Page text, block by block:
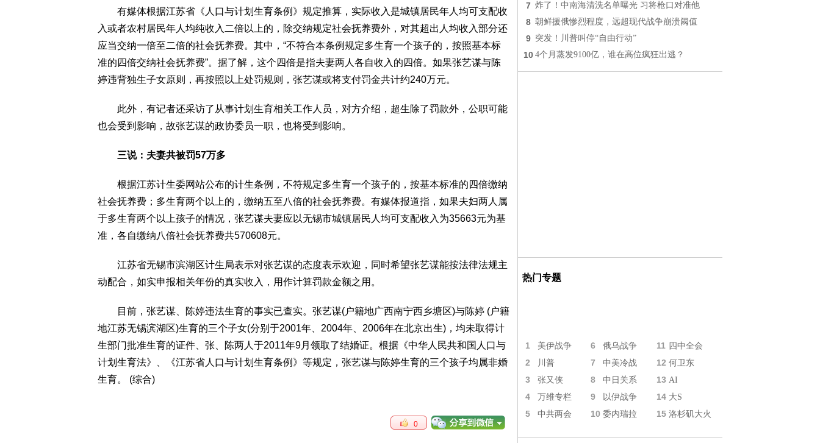
有媒体根据江苏省《人口与计划生育条例》规定推算，实际收入是城镇居民年人均可支配收
入或者农村居民年人均纯收入二倍以上的，除交纳规定社会抚养费外，对其超出人均收入部分还
应当交纳一倍至二倍的社会抚养费。其中，“不符合本条例规定多生育一个孩子的，按照基本标
准的四倍交纳社会抚养费”。据了解，这个四倍是指夫妻两人各自收入的四倍。如果张艺谋与陈
婷违背独生子女原则，再按照以上处罚规则，张艺谋或将支付罚金共计约240万元。
此外，有记者还采访了从事计划生育相关工作人员，对方介绍，超生除了罚款外，公职可能
也会受到影响，故张艺谋的政协委员一职，也将受到影响。
三说：夫妻共被罚57万多
根据江苏计生委网站公布的计生条例，不符规定多生育一个孩子的，按基本标准的四倍缴纳
社会抚养费；多生育两个以上的，缴纳五至八倍的社会抚养费。有媒体报道指，如果夫妇两人属
于多生育两个以上孩子的情况，张艺谋夫妻应以无锡市城镇居民人均可支配收入为35663元为基
准，各自缴纳八倍社会抚养费共570608元。
江苏省无锡市滨湖区计生局表示对张艺谋的态度表示欢迎，同时希望张艺谋能按法律法规主
动配合，如实申报相关年份的真实收入，用作计算罚款金额之用。
目前，张艺谋、陈婷违法生育的事实已查实。张艺谋(户籍地广西南宁西乡塘区)与陈婷 (户籍
地江苏无锡滨湖区)生育的三个子女(分别于2001年、2004年、2006年在北京出生)，均未取得计
生部门批准生育的证件、张、陈两人于2011年9月领取了结婚证。根据《中华人民共和国人口与
计划生育法》、《江苏省人口与计划生育条例》等规定，张艺谋与陈婷生育的三个孩子均属非婚
生育。 (综合)
0
7 炸了！中南海清洗名单曝光 习将枪口对准他
8 朝鲜援俄惨烈程度，远超现代战争崩溃阈值
9 突发！川普叫停“自由行动”
10 4个月蒸发9100亿，谁在高位疯狂出逃？
热门专题
1 美伊战争 6 俄乌战争 11 四中全会
2 川普 7 中美冷战 12 何卫东
3 张又侠 8 中日关系 13 AI
4 万维专栏 9 以伊战争 14 大S
5 中共两会 10 委内瑞拉 15 洛杉矶大火